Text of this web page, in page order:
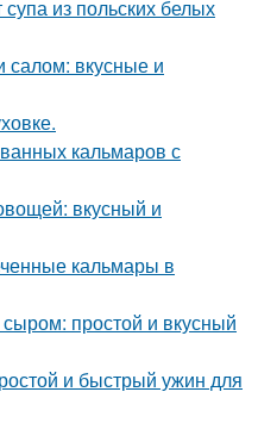
из польских белых
салом: вкусные и
кальмаров с
вкусный и
кальмары в
простой и вкусный
и быстрый ужин для